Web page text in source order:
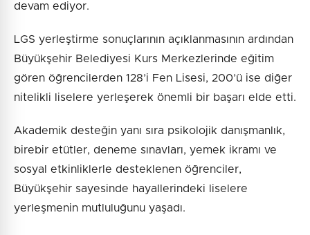
devam ediyor.
LGS yerleştirme sonuçlarının açıklanmasının ardından
Büyükşehir Belediyesi Kurs Merkezlerinde eğitim
gören öğrencilerden 128’i Fen Lisesi, 200’ü ise diğer
nitelikli liselere yerleşerek önemli bir başarı elde etti.
Akademik desteğin yanı sıra psikolojik danışmanlık,
birebir etütler, deneme sınavları, yemek ikramı ve
sosyal etkinliklerle desteklenen öğrenciler,
Büyükşehir sayesinde hayallerindeki liselere
yerleşmenin mutluluğunu yaşadı.